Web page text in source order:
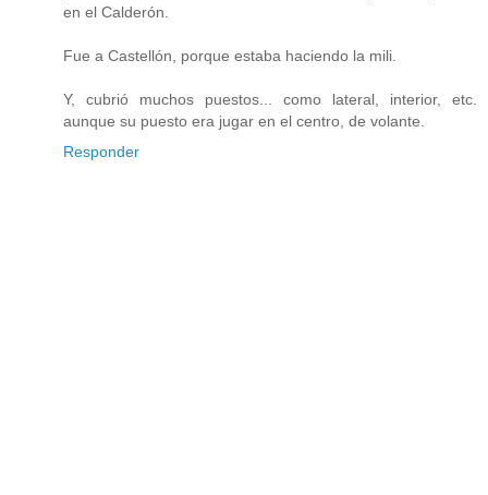
en el Calderón.
Fue a Castellón, porque estaba haciendo la mili.
Y, cubrió muchos puestos... como lateral, interior, etc.
aunque su puesto era jugar en el centro, de volante.
Responder